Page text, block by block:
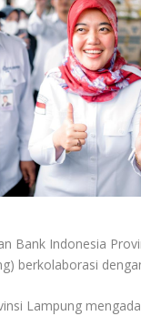
Bank Indonesia
berkolaborasi
Lampung